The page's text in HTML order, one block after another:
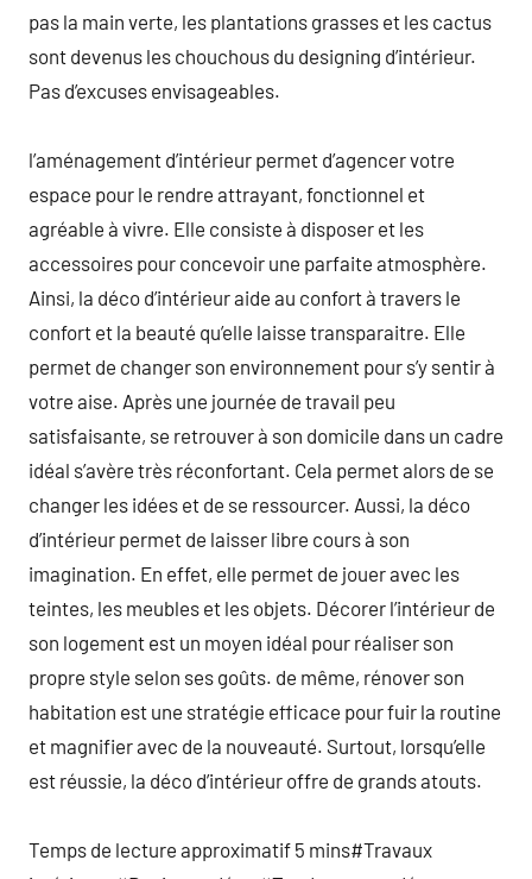
pas la main verte, les plantations grasses et les cactus
sont devenus les chouchous du designing d’intérieur.
Pas d’excuses envisageables.
l’aménagement d’intérieur permet d’agencer votre
espace pour le rendre attrayant, fonctionnel et
agréable à vivre. Elle consiste à disposer et les
accessoires pour concevoir une parfaite atmosphère.
Ainsi, la déco d’intérieur aide au confort à travers le
confort et la beauté qu’elle laisse transparaitre. Elle
permet de changer son environnement pour s’y sentir à
votre aise. Après une journée de travail peu
satisfaisante, se retrouver à son domicile dans un cadre
idéal s’avère très réconfortant. Cela permet alors de se
changer les idées et de se ressourcer. Aussi, la déco
d’intérieur permet de laisser libre cours à son
imagination. En effet, elle permet de jouer avec les
teintes, les meubles et les objets. Décorer l’intérieur de
son logement est un moyen idéal pour réaliser son
propre style selon ses goûts. de même, rénover son
habitation est une stratégie efficace pour fuir la routine
et magnifier avec de la nouveauté. Surtout, lorsqu’elle
est réussie, la déco d’intérieur offre de grands atouts.
Temps de lecture approximatif 5 mins#Travaux